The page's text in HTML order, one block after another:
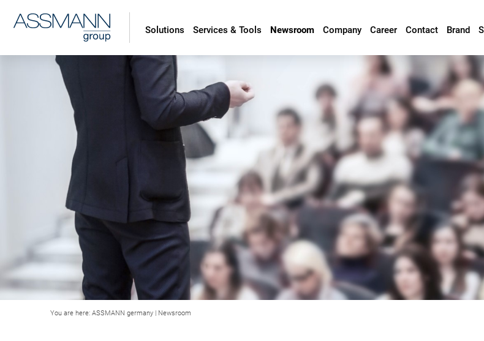
Solutions Services & Tools Newsroom Company Career Contact Brand
You are here: ASSMANN germany | Newsroom